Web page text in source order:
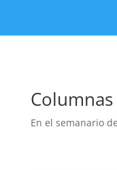
En el semanario